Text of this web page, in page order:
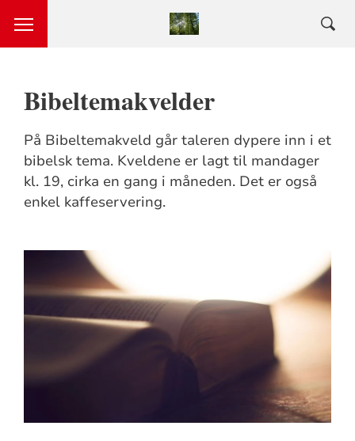
Bibeltemakvelder
På Bibeltemakveld går taleren dypere inn i et
bibelsk tema. Kveldene er lagt til mandager
kl. 19, cirka en gang i måneden. Det er også
enkel kaffeservering.